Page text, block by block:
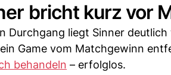
bricht kurz vor
Durchgang liegt Sinner
Game vom Matchgewinn
behandeln – erfolglos.